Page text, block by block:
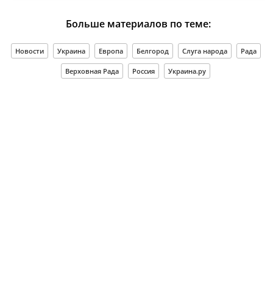
Больше материалов по теме:
Новости Украина Европа Белгород Слуга народа Рада
Верховная Рада Россия Украина.ру